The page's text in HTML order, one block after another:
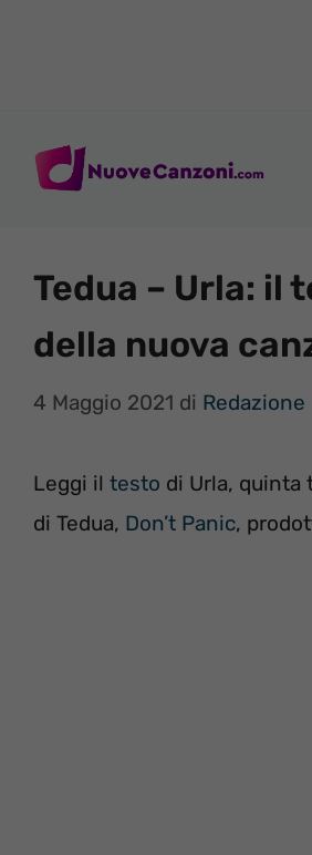
Tedua – Urla: il
della nuova
4 Maggio 2021 di Redazione
Leggi il testo di Urla, quinta
di Tedua, Don’t Panic,